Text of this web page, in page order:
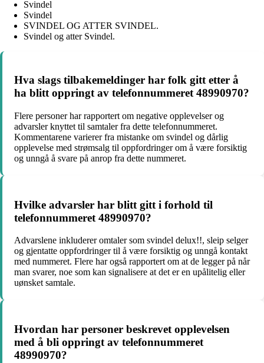
Svindel
Svindel
SVINDEL OG ATTER SVINDEL.
Svindel og atter Svindel.
Hva slags tilbakemeldinger har folk gitt etter å
ha blitt oppringt av telefonnummeret 48990970?
Flere personer har rapportert om negative opplevelser og
advarsler knyttet til samtaler fra dette telefonnummeret.
Kommentarene varierer fra mistanke om svindel og dårlig
opplevelse med strømsalg til oppfordringer om å være forsiktig
og unngå å svare på anrop fra dette nummeret.
Hvilke advarsler har blitt gitt i forhold til
telefonnummeret 48990970?
Advarslene inkluderer omtaler som svindel delux!!, sleip selger
og gjentatte oppfordringer til å være forsiktig og unngå kontakt
med nummeret. Flere har også rapportert om at de legger på når
man svarer, noe som kan signalisere at det er en upålitelig eller
uønsket samtale.
Hvordan har personer beskrevet opplevelsen
med å bli oppringt av telefonnummeret
48990970?